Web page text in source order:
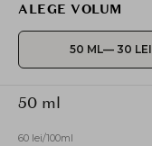
ALEGE VOLUM
50 ML— 30 LEI
50 ml
60 lei/100ml